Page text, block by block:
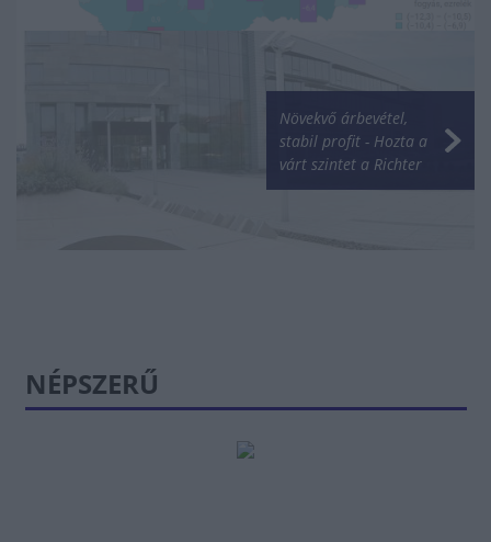
Növekvő árbevétel,
stabil profit - Hozta a
várt szintet a Richter
NÉPSZERŰ